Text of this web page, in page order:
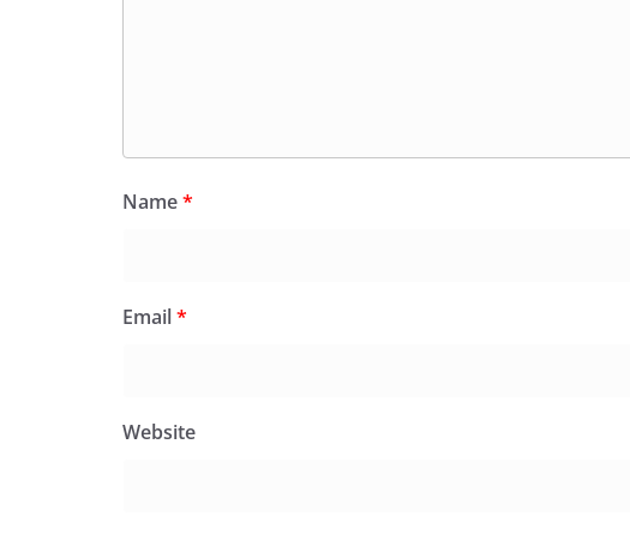
Name*
Email*
Website